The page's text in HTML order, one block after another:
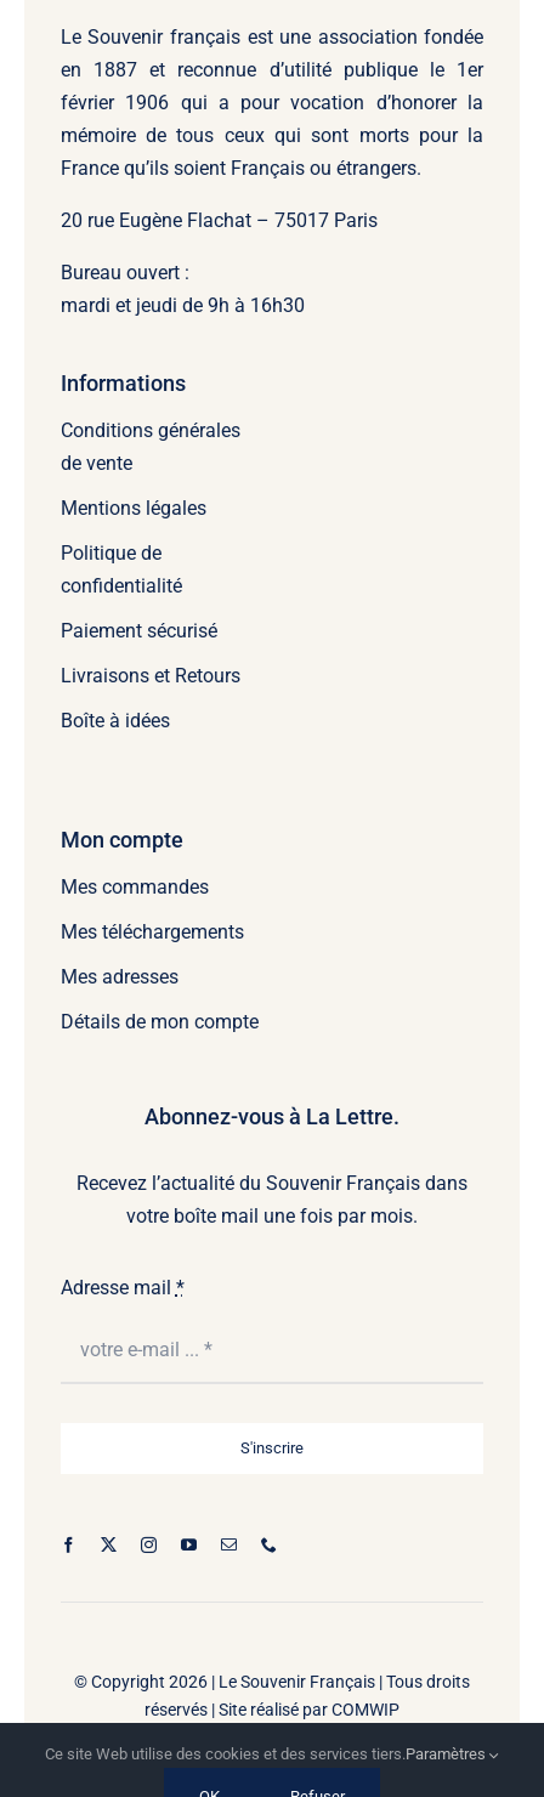
Le Souvenir français est une association fondée
en 1887 et reconnue d’utilité publique le 1er
février 1906 qui a pour vocation d’honorer la
mémoire de tous ceux qui sont morts pour la
France qu’ils soient Français ou étrangers.
20 rue Eugène Flachat – 75017 Paris
Bureau ouvert :
mardi et jeudi de 9h à 16h30
Informations
Conditions générales
de vente
Mentions légales
Politique de
confidentialité
Paiement sécurisé
Livraisons et Retours
Boîte à idées
Mon compte
Mes commandes
Mes téléchargements
Mes adresses
Détails de mon compte
Abonnez-vous à La Lettre.
Recevez l’actualité du Souvenir Français dans
votre boîte mail une fois par mois.
Adresse mail *
S'inscrire
© Copyright 2026 | Le Souvenir Français | Tous droits
réservés | Site réalisé parCOMWIP
Ce site Web utilise des cookies et des services tiers.Paramètres